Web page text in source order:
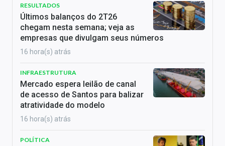
RESULTADOS
Últimos balanços do 2T26
chegam nesta semana; veja as
empresas que divulgam seus números
16 hora(s) atrás
INFRAESTRUTURA
Mercado espera leilão de canal
de acesso de Santos para balizar
atratividade do modelo
16 hora(s) atrás
POLÍTICA